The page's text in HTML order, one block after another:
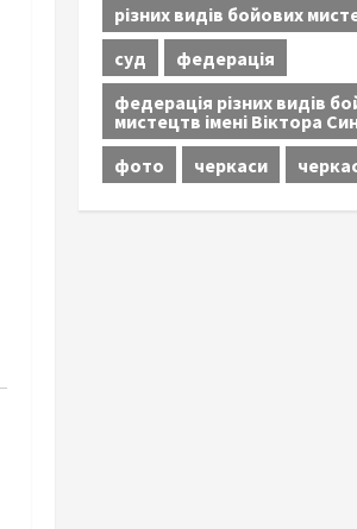
різних видів бойових
суд
федерація
федерація різних видів
мистецтв імені Віктора
фото
черкаси